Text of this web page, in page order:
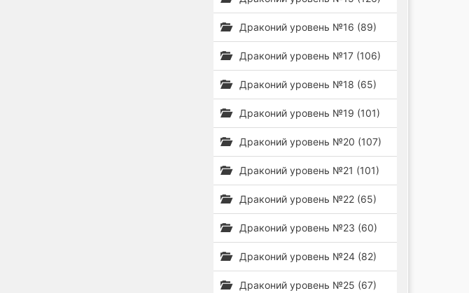
Драконий уровень №16 (89)
Драконий уровень №17 (106)
Драконий уровень №18 (65)
Драконий уровень №19 (101)
Драконий уровень №20 (107)
Драконий уровень №21 (101)
Драконий уровень №22 (65)
Драконий уровень №23 (60)
Драконий уровень №24 (82)
Драконий уровень №25 (67)